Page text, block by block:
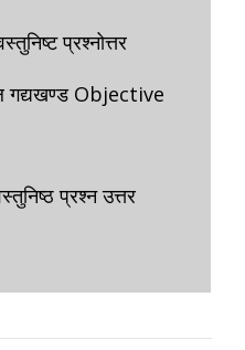
प्रश्नोत्तर
गद्यखण्ड Objective
प्रश्न उत्तर